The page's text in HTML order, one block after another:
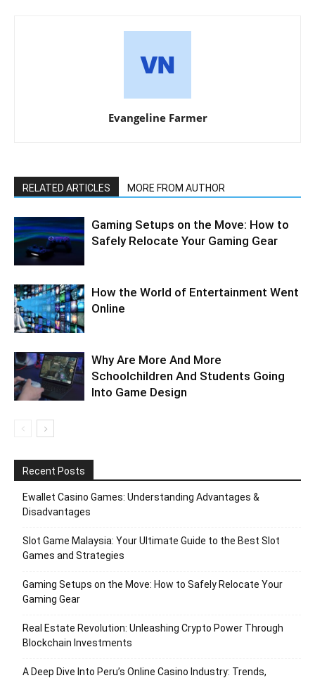
Evangeline Farmer
RELATED ARTICLES MORE FROM AUTHOR
Gaming Setups on the Move: How to
Safely Relocate Your Gaming Gear
How the World of Entertainment Went
Online
Why Are More And More
Schoolchildren And Students Going
Into Game Design
Recent Posts
Ewallet Casino Games: Understanding Advantages &
Disadvantages
Slot Game Malaysia: Your Ultimate Guide to the Best Slot
Games and Strategies
Gaming Setups on the Move: How to Safely Relocate Your
Gaming Gear
Real Estate Revolution: Unleashing Crypto Power Through
Blockchain Investments
A Deep Dive Into Peru’s Online Casino Industry: Trends,